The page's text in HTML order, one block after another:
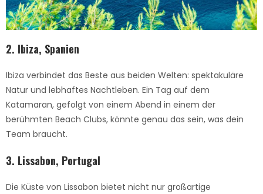
2. Ibiza, Spanien
Ibiza verbindet das Beste aus beiden Welten: spektakuläre
Natur und lebhaftes Nachtleben. Ein Tag auf dem
Katamaran, gefolgt von einem Abend in einem der
berühmten Beach Clubs, könnte genau das sein, was dein
Team braucht.
3. Lissabon, Portugal
Die Küste von Lissabon bietet nicht nur großartige